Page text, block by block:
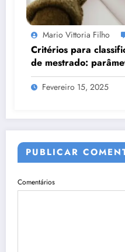
Mario Vittoria Filho
Critérios para
de mestrado:
considerados pela
Fevereiro 15, 2025
PUBLICAR
Comentários